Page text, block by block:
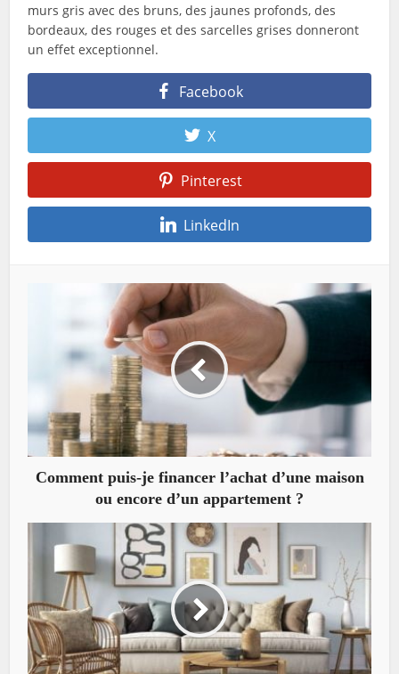
murs gris avec des bruns, des jaunes profonds, des
bordeaux, des rouges et des sarcelles grises donneront
un effet exceptionnel.
Facebook
X
Pinterest
LinkedIn
Comment puis-je financer l’achat d’une maison
ou encore d’un appartement ?